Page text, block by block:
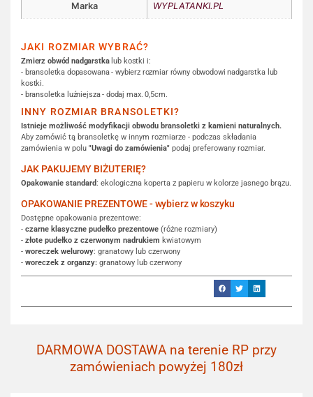
Marka WYPLATANKI.PL
JAKI ROZMIAR WYBRAĆ?
Zmierz obwód nadgarstkalub kostki i:
- bransoletka dopasowana - wybierz rozmiar równy obwodowi nadgarstka lub
kostki.
- bransoletka luźniejsza - dodaj max. 0,5cm.
INNY ROZMIAR BRANSOLETKI?
Istnieje możliwość modyfikacji obwodu bransoletki z kamieni naturalnych.
Aby zamówić tą bransoletkę w innym rozmiarze - podczas składania
zamówienia w polu "Uwagi do zamówienia" podaj preferowany rozmiar.
JAK PAKUJEMY BIŻUTERIĘ?
Opakowanie standard: ekologiczna koperta z papieru w kolorze jasnego brązu.
OPAKOWANIE PREZENTOWE - wybierz w koszyku
Dostępne opakowania prezentowe:
- czarne klasyczne pudełko prezentowe (różne rozmiary)
- złote pudełko z czerwonym nadrukiem kwiatowym
- woreczek welurowy: granatowy lub czerwony
- woreczek z organzy: granatowy lub czerwony
DARMOWA DOSTAWA na terenie RP przy
zamówieniach powyżej 180zł